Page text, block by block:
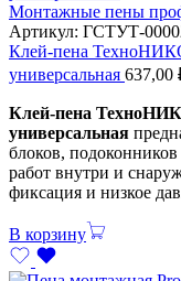
Монтажные пены
Артикул: ГСТУТ-
Клей-пена
универсальная 637,00
Клей-пена
универсальная
блоков,
работ внутри и
фиксация и низкое
В корзину